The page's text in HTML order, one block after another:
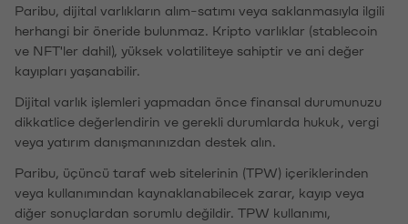
Paribu, dijital varlıkların alım-satımı veya saklanmasıyla ilgili
herhangi bir öneride bulunmaz. Kripto varlıklar (stablecoin
ve NFT'ler dahil), yüksek volatiliteye sahiptir ve ani değer
kayıpları yaşanabilir.
Dijital varlık işlemleri yapmadan önce finansal durumunuzu
dikkatlice değerlendirin ve gerekli durumlarda hukuk, vergi
veya yatırım danışmanınızdan destek alın.
Paribu, üçüncü taraf web sitelerinin (TPW) içeriklerinden
veya kullanımından kaynaklanabilecek zarar, kayıp veya
diğer sonuçlardan sorumlu değildir. TPW kullanımı,